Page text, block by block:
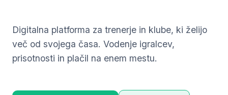
Digitalna platforma za trenerje in klube, ki želijo
več od svojega časa. Vodenje igralcev,
prisotnosti in plačil na enem mestu.